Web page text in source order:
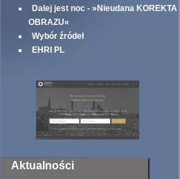
Dalej jest noc - »Nieudana KOREKTA
OBRAZU«
Wybór źródeł
EHRI PL
Aktualności